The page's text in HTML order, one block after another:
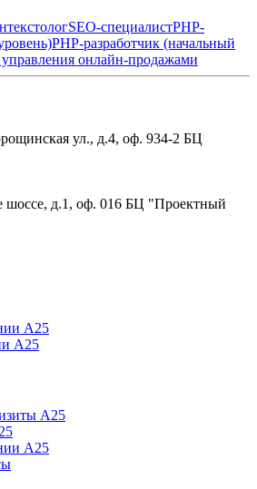
SEO-специалистPHP-
PHP-разработчик (начальный
онлайн-продажами
ул., д.4, оф. 934-2 БЦ
шоссе, д.1, оф. 016 БЦ "Проектный
А25
А25